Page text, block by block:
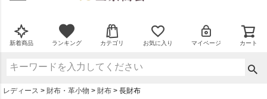
新着商品 ランキング カテゴリ お気に入り マイページ カート
レディース 財布・革小物 財布 長財布